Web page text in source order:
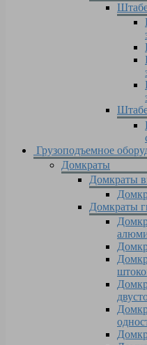
Грузоподъемное
Домкраты
Домкраты
Домкраты